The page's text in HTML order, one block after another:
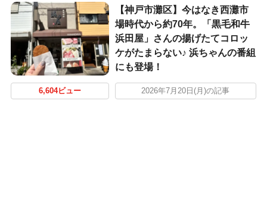
【神戸市灘区】今はなき西灘市
場時代から約70年。「黒毛和牛
浜田屋」さんの揚げたてコロッ
ケがたまらない♪ 浜ちゃんの番組
にも登場！
6,604ビュー 2026年7月20日(月)の記事